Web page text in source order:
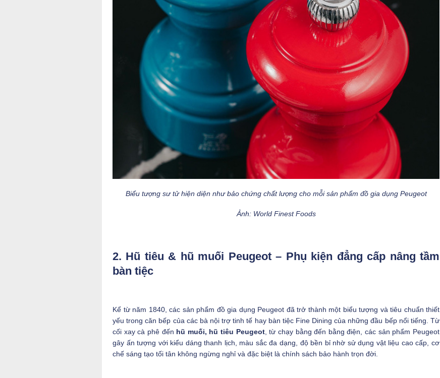
Biểu tượng sư tử hiện diện như bảo chứng chất lượng cho mỗi sản phẩm đồ gia dụng Peugeot
Ảnh: World Finest Foods
2. Hũ tiêu & hũ muối Peugeot – Phụ kiện đẳng cấp nâng tầm
bàn tiệc
Kể từ năm 1840, các sản phẩm đồ gia dụng Peugeot đã trở thành một biểu tượng và tiêu chuẩn thiết
yếu trong căn bếp của các bà nội trợ tinh tế hay bàn tiệc Fine Dining của những đầu bếp nổi tiếng. Từ
cối xay cà phê đến hũ muối, hũ tiêu Peugeot, từ chạy bằng đến bằng điện, các sản phẩm Peugeot
gây ấn tượng với kiểu dáng thanh lịch, màu sắc đa dạng, độ bền bỉ nhờ sử dụng vật liệu cao cấp, cơ
chế sáng tạo tối tân không ngừng nghỉ và đặc biệt là chính sách bảo hành trọn đời.